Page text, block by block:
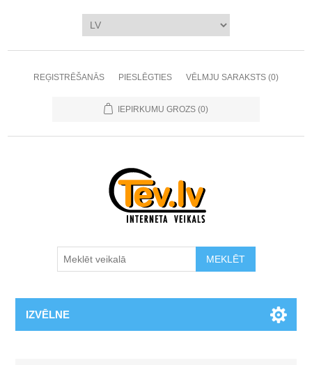
REĢISTRĒŠANĀS PIESLĒGTIES VĒLMJU SARAKSTS (0)
IEPIRKUMU GROZS (0)
MEKLĒT
IZVĒLNE